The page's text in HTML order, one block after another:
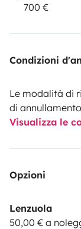
700 €
Condizioni
Le modalità di
di
Visualizza le
Opzioni
Lenzuola
50,00 € a